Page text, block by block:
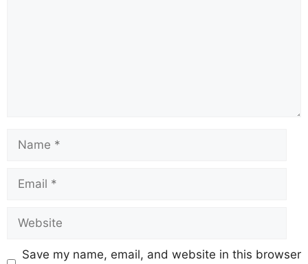
Save my name, email, and website in this browser